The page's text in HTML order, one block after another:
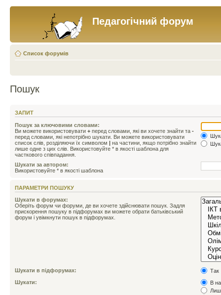
Педагогічний форум
Список форумів
Пошук
ЗАПИТ
Пошук за ключовими словами:
Ви можете використовувати + перед словами, які ви хочете знайти та -
перед словами, які непотрібно шукати. Ви можете використовувати
список слів, розділяючи їх символом | на частини, якщо потрібно знайти
лише одне з цих слів. Використовуйте * в якості шаблона для
часткового співпадання.
Шукати за автором:
Використовуйте * в якості шаблона
ПАРАМЕТРИ ПОШУКУ
Шукати в форумах:
Оберіть форум чи форуми, де ви хочете здійснювати пошук. Задля
прискорення пошуку в підфорумах ви можете обрати батьківський
форум і увімкнути пошук в підфорумах.
Шукати в підфорумах:
Так
Шукати:
В